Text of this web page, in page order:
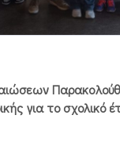
για το σχολικό